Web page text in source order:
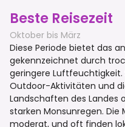
Beste Reisezeit
Oktober bis März
Diese Periode bietet das
gekennzeichnet durch
geringere Luftfeuchtigkeit.
Outdoor-Aktivitäten und
Landschaften des Landes
starken Monsunregen.
moderat, und oft finden